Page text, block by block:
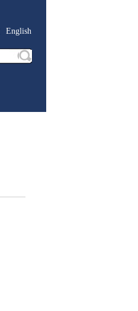
English